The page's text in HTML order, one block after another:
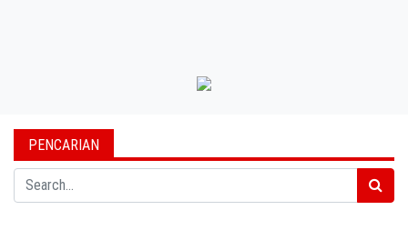
PENCARIAN
Search